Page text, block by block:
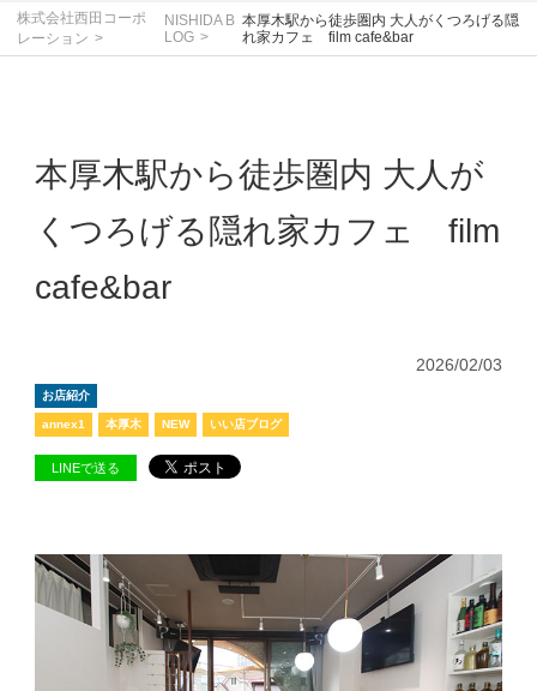
株式会社西田コーポ
レーション
NISHIDA B
LOG
本厚木駅から徒歩圏内 大人がくつろげる隠
れ家カフェ film cafe&bar
本厚木駅から徒歩圏内 大人が
くつろげる隠れ家カフェ film
cafe&bar
2026/02/03
お店紹介
annex1 本厚木 NEW いい店ブログ
LINEで送る